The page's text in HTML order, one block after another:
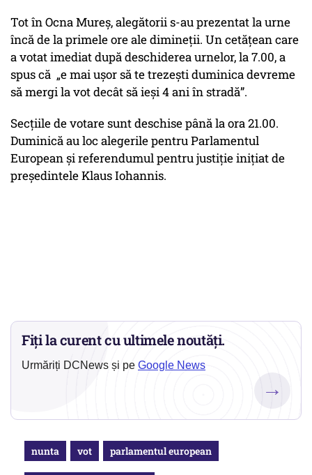
Tot în Ocna Mureş, alegătorii s-au prezentat la urne
încă de la primele ore ale dimineţii. Un cetăţean care
a votat imediat după deschiderea urnelor, la 7.00, a
spus că „e mai uşor să te trezești duminica devreme
să mergi la vot decât să ieși 4 ani în stradă”.
Secţiile de votare sunt deschise până la ora 21.00.
Duminică au loc alegerile pentru Parlamentul
European şi referendumul pentru justiţie iniţiat de
preşedintele Klaus Iohannis.
Fiți la curent cu ultimele noutăți.
Urmăriți DCNews și pe Google News
→
nunta vot parlamentul european